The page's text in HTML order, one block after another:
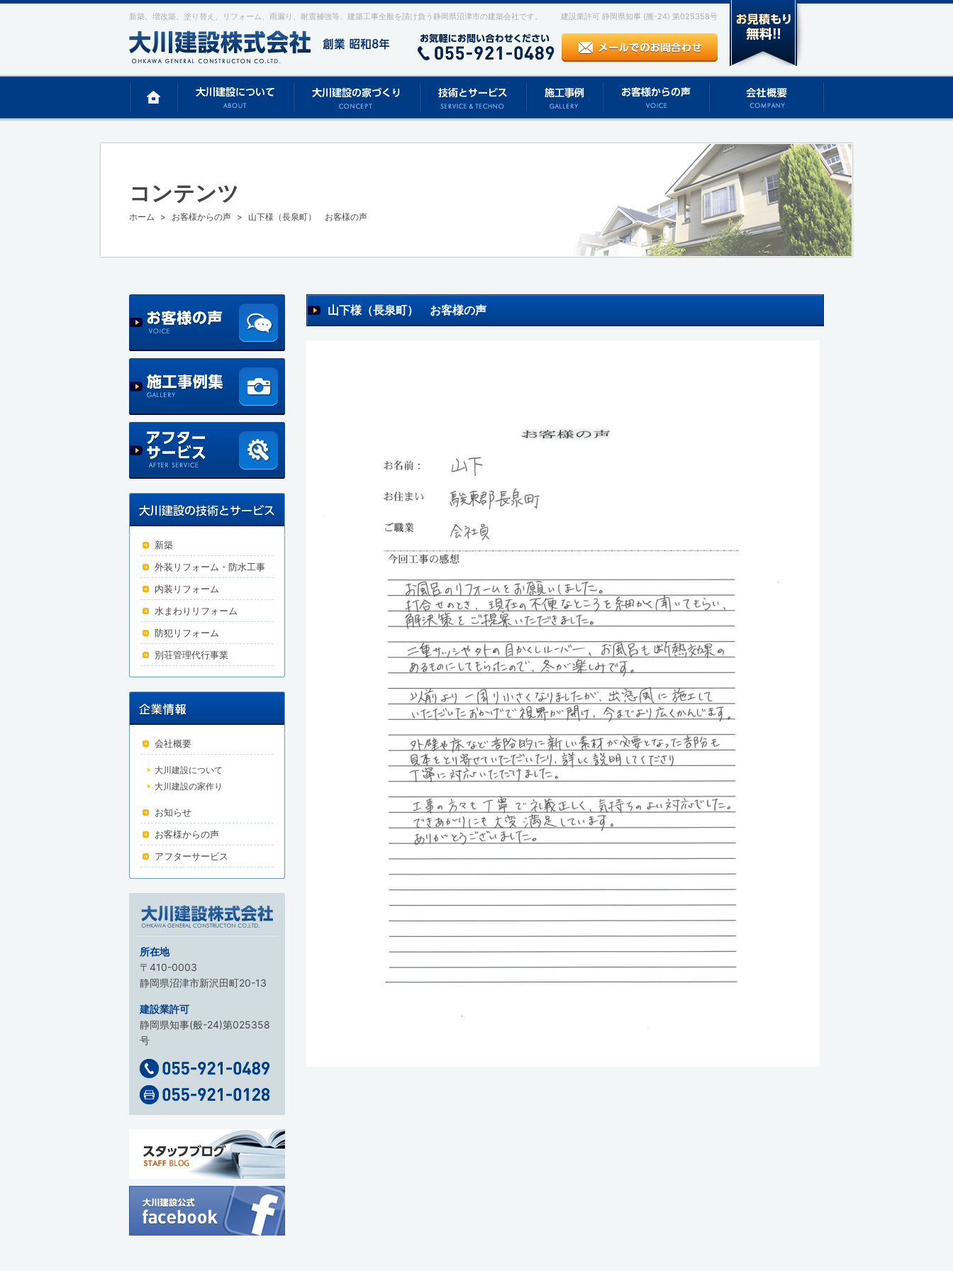
新築、増改築、塗り替え、リフォーム、雨漏り、耐震補強等、建築工事全般を請け負う静岡県沼津市の建築会社です。 建設業許可 静岡県知事 (搬-24) 第025358号
コンテンツ
ホーム お客様からの声 山下様（長泉町） お客様の声
山下様（長泉町） お客様の声
新築
外装リフォーム・防水工事
内装リフォーム
水まわりリフォーム
防犯リフォーム
別荘管理代行事業
会社概要
大川建設について
大川建設の家作り
お知らせ
お客様からの声
アフターサービス
所在地
〒410-0003
静岡県沼津市新沢田町20-13
建設業許可
静岡県知事(般-24)第025358
号